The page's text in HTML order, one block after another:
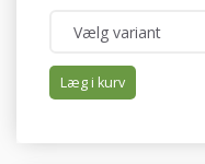
Læg i kurv